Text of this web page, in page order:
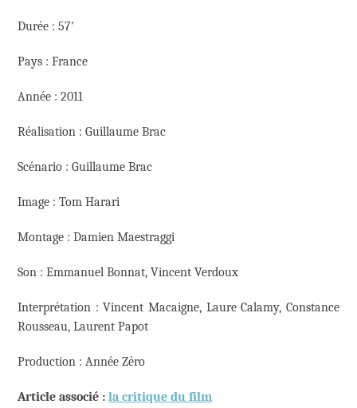
Durée : 57′
Pays : France
Année : 2011
Réalisation : Guillaume Brac
Scénario : Guillaume Brac
Image : Tom Harari
Montage : Damien Maestraggi
Son : Emmanuel Bonnat, Vincent Verdoux
Interprétation : Vincent Macaigne, Laure Calamy, Constance
Rousseau, Laurent Papot
Production : Année Zéro
Article associé : la critique du film